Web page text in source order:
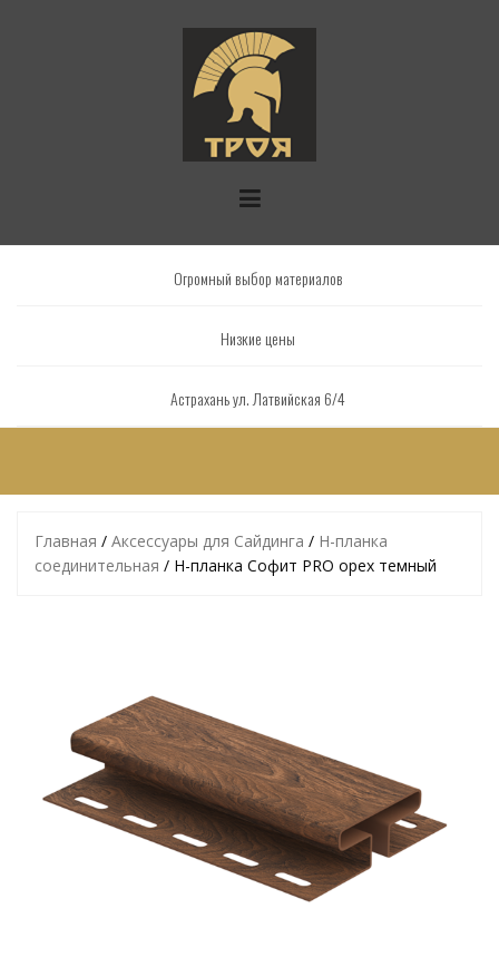
Огромный выбор материалов
Низкие цены
Астрахань ул. Латвийская 6/4
Главная / Аксессуары для Сайдинга / Н-планка
соединительная / H-планка Софит PRO орех темный